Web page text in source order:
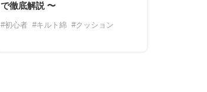
で徹底解説 〜
#初心者 #キルト綿 #クッション